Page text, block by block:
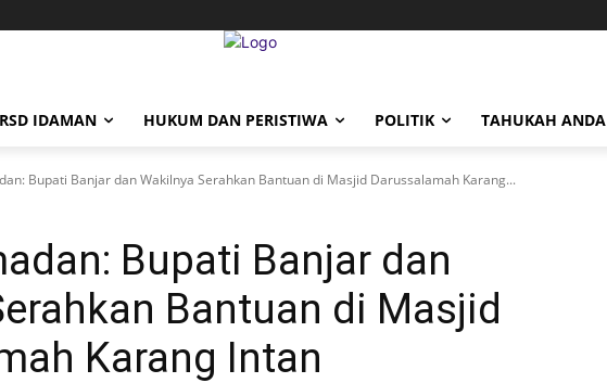
RSD IDAMAN HUKUM DAN PERISTIWA POLITIK TAHUKAH ANDA
Bupati Banjar dan Wakilnya Serahkan Bantuan di Masjid Darussalamah Karang...
Bupati Banjar dan
Bantuan di Masjid
Karang Intan